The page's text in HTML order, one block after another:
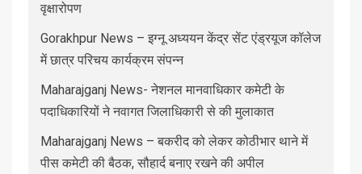
वृक्षारोपण
Gorakhpur News – इग्नू अध्ययन केंद्र सेंट एंड्रयूज कॉलेज
में छात्र परिचय कार्यक्रम संपन्न
Maharajganj News- नेशनल मानवाधिकार कमेटी के
पदाधिकारियों ने नवागत जिलाधिकारी से की मुलाकात
Maharajganj News – बकरीद को लेकर कोठीभार थाने में
पीस कमेटी की बैठक, सौहार्द बनाए रखने की अपील